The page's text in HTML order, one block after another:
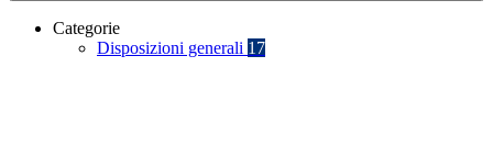
Categorie
Disposizioni generali 17